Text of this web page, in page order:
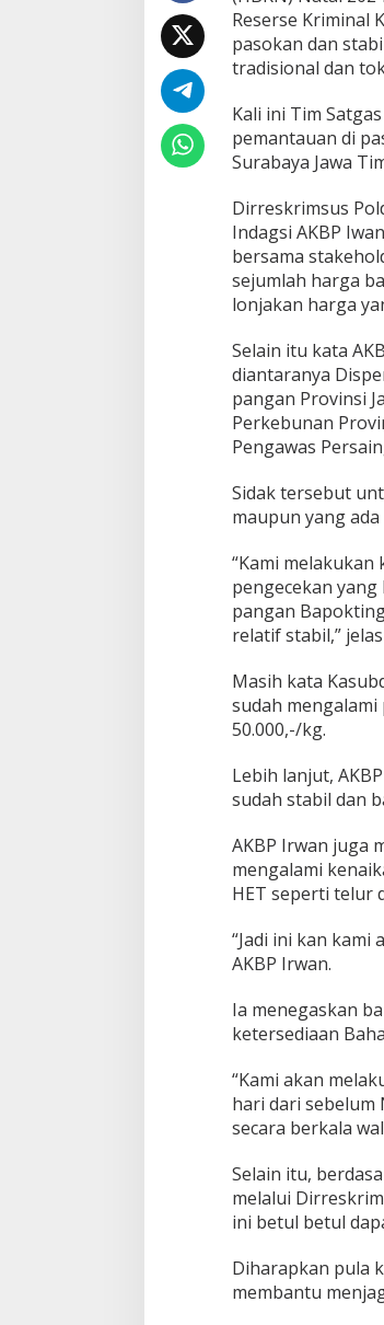
d
a
J
a
m
:
S
j
u
m
l
a
h
a
p
o
k
t
i
n
J
e
a
g
N
a
a
u
d
J
a
T
i
m
r
R
e
a
t
S
t
a
i
l
Reserse Kriminal
pasokan dan
tradisional dan
Kali ini Tim
pemantauan di
Surabaya Jawa
Dirreskrimsus
Indagsi AKBP
bersama
sejumlah harga
lonjakan harga
Selain itu kata
diantaranya
pangan Provinsi
Perkebunan
Pengawas
Sidak tersebut
maupun yang
“Kami
pengecekan
pangan
relatif stabil,”
Masih kata
sudah mengalami
50.000,-/kg.
Lebih lanjut,
sudah stabil dan
AKBP Irwan juga
mengalami
HET seperti telur
“Jadi ini kan kami
AKBP Irwan.
Ia menegaskan
ketersediaan
“Kami akan
hari dari sebelum
secara berkala
Selain itu,
melalui
ini betul betul
Diharapkan pula
membantu